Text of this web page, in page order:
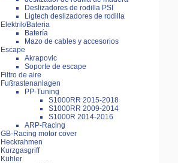
Deslizadores de rodilla PSI
Ligtech deslizadores de rodilla
Elektrik/Bateria
Batería
Mazo de cables y accesorios
Escape
Akrapovic
Soporte de escape
Filtro de aire
Fußrastenanlagen
PP-Tuning
S1000RR 2015-2018
S1000RR 2009-2014
S1000R 2014-2016
ARP-Racing
GB-Racing motor cover
Heckrahmen
Kurzgasgriff
Kühler